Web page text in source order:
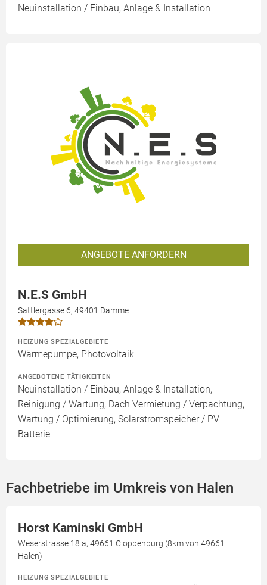
Neuinstallation / Einbau, Anlage & Installation
ANGEBOTE ANFORDERN
N.E.S GmbH
Sattlergasse 6, 49401 Damme
HEIZUNG SPEZIALGEBIETE
Wärmepumpe, Photovoltaik
ANGEBOTENE TÄTIGKEITEN
Neuinstallation / Einbau, Anlage & Installation,
Reinigung / Wartung, Dach Vermietung / Verpachtung,
Wartung / Optimierung, Solarstromspeicher / PV
Batterie
Fachbetriebe im Umkreis von Halen
Horst Kaminski GmbH
Weserstrasse 18 a, 49661 Cloppenburg (8km von 49661
Halen)
HEIZUNG SPEZIALGEBIETE